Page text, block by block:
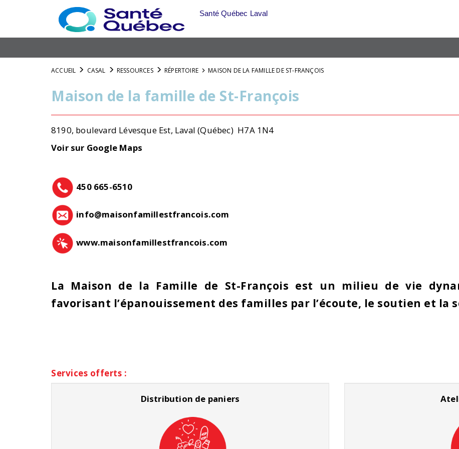
Santé Québec Laval
ACCUEIL CASAL RESSOURCES RÉPERTOIRE MAISON DE LA FAMILLE DE ST-FRANÇOIS
Maison de la famille de St-François
8190, boulevard Lévesque Est, Laval (Québec) H7A 1N4
Voir sur Google Maps
450 665-6510
info@maisonfamillestfrancois.com
www.maisonfamillestfrancois.com
La Maison de la Famille de St-François est un milieu de vie
favorisant l’épanouissement des familles par l’écoute, le soutien et la
Services offerts :
Distribution de paniers